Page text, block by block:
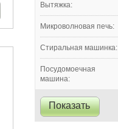
Вытяжка:
Микроволновая печь:
Стиральная машинка:
Посудомоечная
машина: